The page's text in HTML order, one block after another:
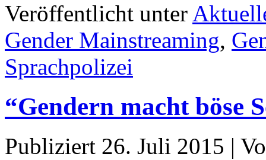
Veröffentlicht unter
Gender Mainstreaming,
Sprachpolizei
“Gendern macht böse
Publiziert 26. Juli 2015 |